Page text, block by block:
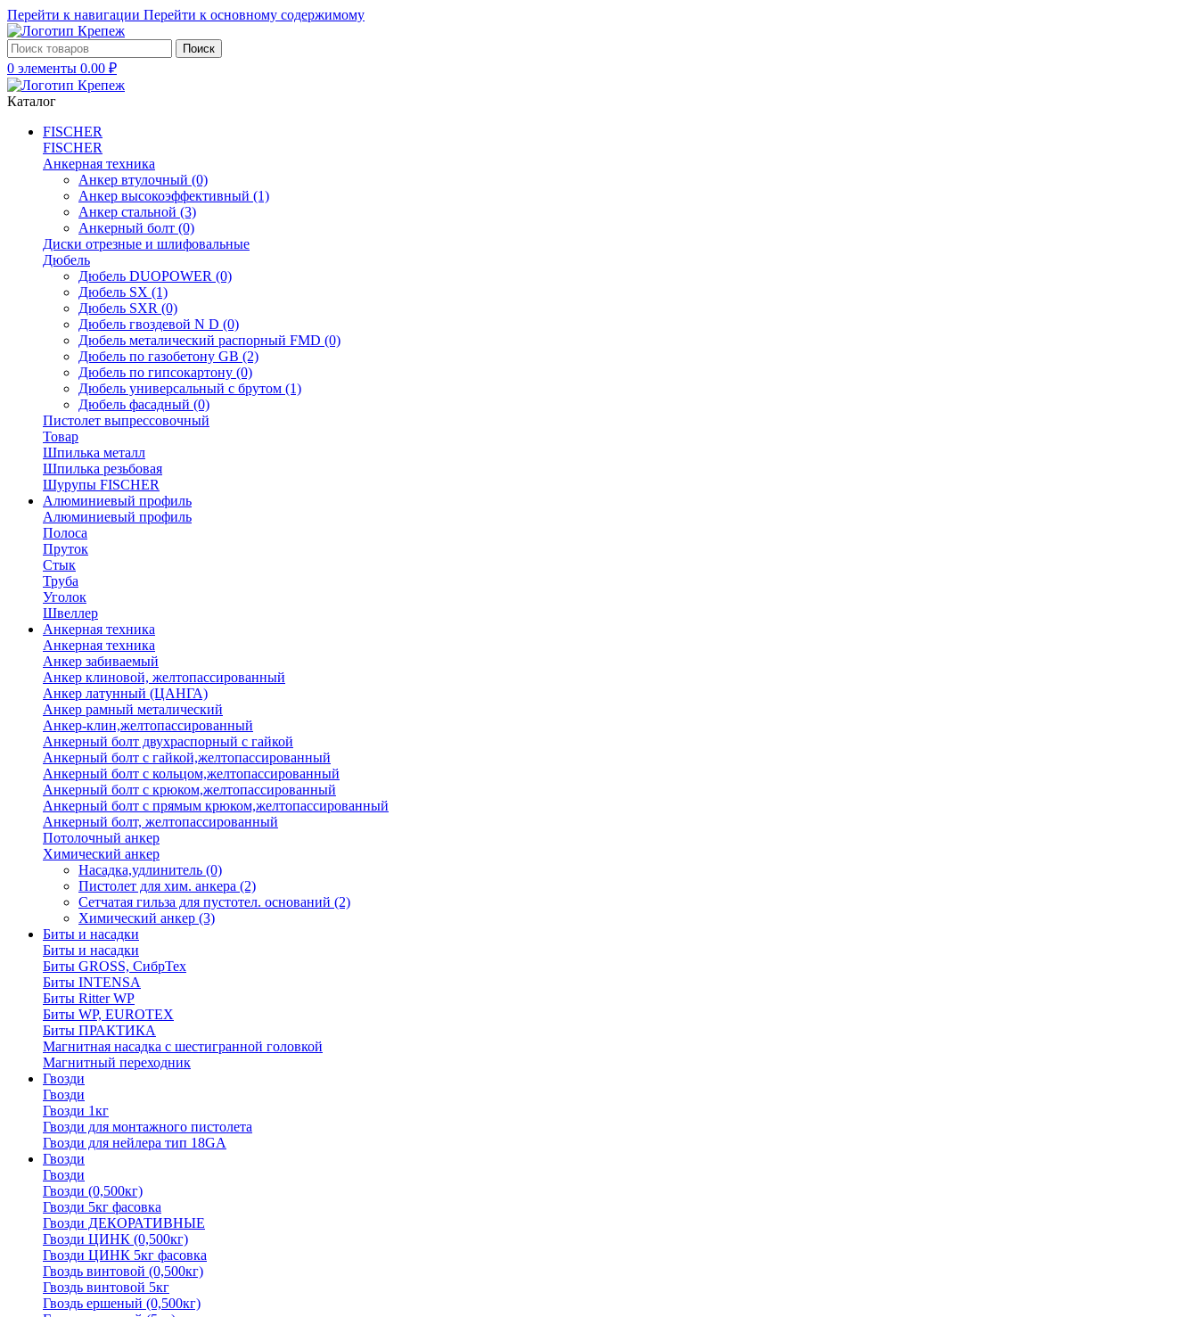
Перейти к навигации Перейти к основному содержимому
Поиск
0 элементы 0.00 ₽
Каталог
FISCHER
FISCHER
Анкерная техника
Анкер втулочный (0)
Анкер высокоэффективный (1)
Анкер стальной (3)
Анкерный болт (0)
Диски отрезные и шлифовальные
Дюбель
Дюбель DUOPOWER (0)
Дюбель SX (1)
Дюбель SXR (0)
Дюбель гвоздевой N D (0)
Дюбель металический распорный FMD (0)
Дюбель по газобетону GB (2)
Дюбель по гипсокартону (0)
Дюбель универсальный с брутом (1)
Дюбель фасадный (0)
Пистолет выпрессовочный
Товар
Шпилька металл
Шпилька резьбовая
Шурупы FISCHER
Алюминиевый профиль
Алюминиевый профиль
Полоса
Пруток
Стык
Труба
Уголок
Швеллер
Анкерная техника
Анкерная техника
Анкер забиваемый
Анкер клиновой, желтопассированный
Анкер латунный (ЦАНГА)
Анкер рамный металический
Анкер-клин,желтопассированный
Анкерный болт двухраспорный с гайкой
Анкерный болт с гайкой,желтопассированный
Анкерный болт с кольцом,желтопассированный
Анкерный болт с крюком,желтопассированный
Анкерный болт с прямым крюком,желтопассированный
Анкерный болт, желтопассированный
Потолочный анкер
Химический анкер
Насадка,удлинитель (0)
Пистолет для хим. анкера (2)
Сетчатая гильза для пустотел. оснований (2)
Химический анкер (3)
Биты и насадки
Биты и насадки
Биты GROSS, СибрТех
Биты INTENSA
Биты Ritter WP
Биты WP, EUROTEX
Биты ПРАКТИКА
Магнитная насадка с шестигранной головкой
Магнитный переходник
Гвозди
Гвозди
Гвозди 1кг
Гвозди для монтажного пистолета
Гвозди для нейлера тип 18GA
Гвозди
Гвозди
Гвозди (0,500кг)
Гвозди 5кг фасовка
Гвозди ДЕКОРАТИВНЫЕ
Гвозди ЦИНК (0,500кг)
Гвозди ЦИНК 5кг фасовка
Гвоздь винтовой (0,500кг)
Гвоздь винтовой 5кг
Гвоздь ершеный (0,500кг)